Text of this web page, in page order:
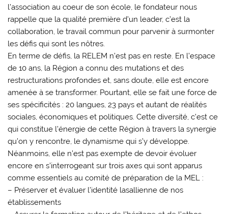
l’association au coeur de son école, le fondateur nous
rappelle que la qualité première d’un leader, c’est la
collaboration, le travail commun pour parvenir à surmonter
les défis qui sont les nôtres.
En terme de défis, la RELEM n’est pas en reste. En l’espace
de 10 ans, la Région a connu des mutations et des
restructurations profondes et, sans doute, elle est encore
amenée à se transformer. Pourtant, elle se fait une force de
ses spécificités : 20 langues, 23 pays et autant de réalités
sociales, économiques et politiques. Cette diversité, c’est ce
qui constitue l’énergie de cette Région à travers la synergie
qu’on y rencontre, le dynamisme qui s’y développe.
Néanmoins, elle n’est pas exempte de devoir évoluer
encore en s’interrogeant sur trois axes qui sont apparus
comme essentiels au comité de préparation de la MEL :
– Préserver et évaluer l’identité lasallienne de nos
établissements